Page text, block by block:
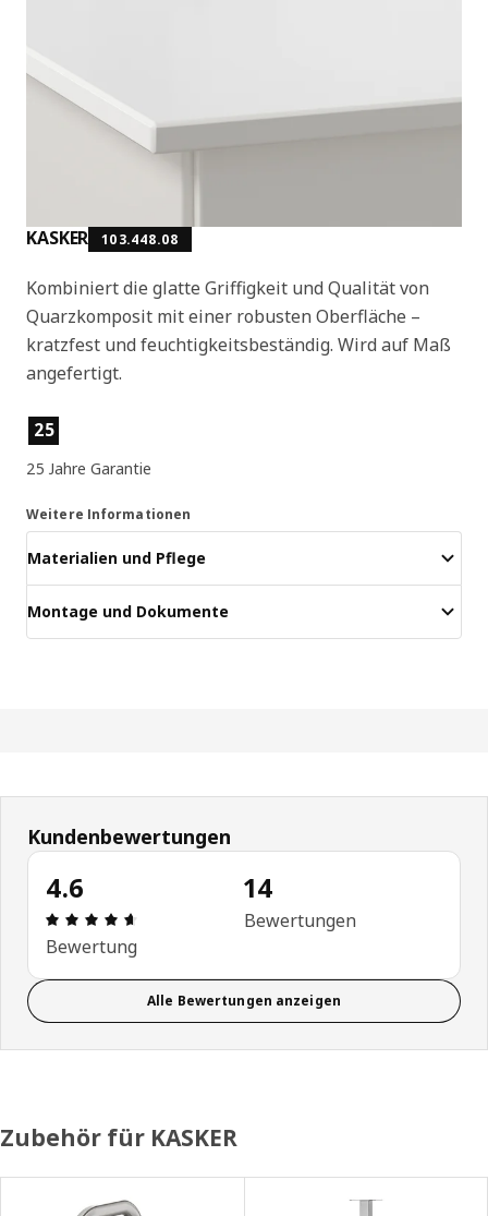
KASKER 103.448.08
Kombiniert die glatte Griffigkeit und Qualität von
Quarzkomposit mit einer robusten Oberfläche –
kratzfest und feuchtigkeitsbeständig. Wird auf Maß
angefertigt.
Produktmerkmale
25
25 Jahre Garantie
Weitere Informationen
Materialien und Pflege
Montage und Dokumente
Kundenbewertungen
4.6
Bewertung: 4.6 von 5 Sterne Alle Bewertungen:
Bewertung
14
Bewertungen
Alle Bewertungen anzeigen
Zubehör für KASKER